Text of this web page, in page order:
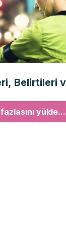
Belirtileri
yükle...